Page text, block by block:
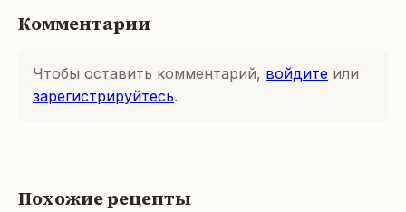
Комментарии
Чтобы оставить комментарий, войдите или
зарегистрируйтесь.
Похожие рецепты